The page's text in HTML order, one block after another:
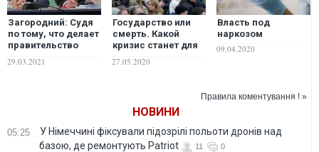
Загородний: Судя
по тому, что делает
правительство
рулит
простой причине
29.03.2021
Государство или
смерть. Какой
кризис станет для
последним
27.05.2020
Власть под
наркозом
09.04.2020
Правила коментування ! »
НОВИНИ
05:25
У Німеччині фіксували підозрілі польоти дронів над
базою, де ремонтують Patriot
11 0